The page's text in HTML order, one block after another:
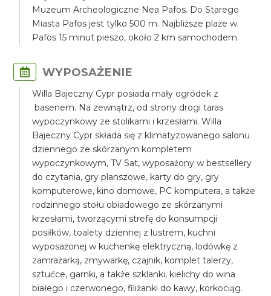
Muzeum Archeologiczne Nea Pafos. Do Starego
Miasta Pafos jest tylko 500 m. Najbliższe plaże w
Pafos 15 minut pieszo, około 2 km samochodem.
WYPOSAŻENIE
Willa Bajeczny Cypr posiada mały ogródek z
basenem. Na zewnątrz, od strony drogi taras
wypoczynkowy ze stolikami i krzesłami. Willa
Bajeczny Cypr składa się z klimatyzowanego salonu
dziennego ze skórzanym kompletem
wypoczynkowym, TV Sat, wyposażony w bestsellery
do czytania, gry planszowe, karty do gry, gry
komputerowe, kino domowe, PC komputera, a także
rodzinnego stołu obiadowego ze skórzanymi
krzesłami, tworzącymi strefę do konsumpcji
posiłków, toalety dziennej z lustrem, kuchni
wyposażonej w kuchenkę elektryczną, lodówkę z
zamrażarką, zmywarkę, czajnik, komplet talerzy,
sztućce, garnki, a także szklanki, kielichy do wina
białego i czerwonego, filiżanki do kawy, korkociąg.